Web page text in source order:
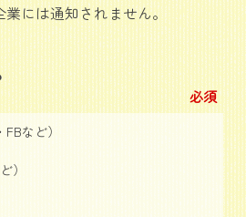
には通知されません。
必須
など）
）